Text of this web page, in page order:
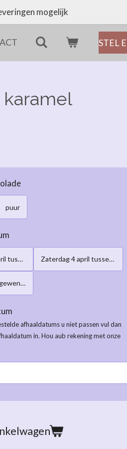
mogelijk
STEL
karamel
puur
19:00h Zaterdag 4 april tussen 10:00-12:00h
afhaaldatums u niet passen vul dan
in. Hou aub rekening met onze